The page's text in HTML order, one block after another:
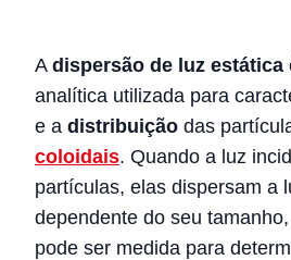
A dispersão de luz estática
analítica utilizada para
e a distribuição das
coloidais. Quando a luz
partículas, elas dispersam a
dependente do seu
pode ser medida para